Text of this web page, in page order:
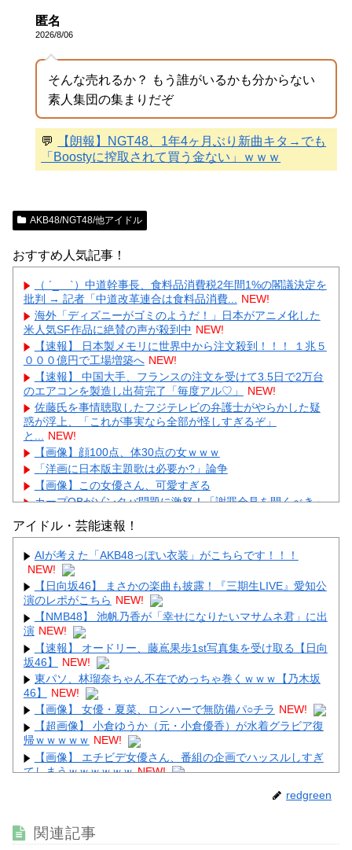
匿名
2026/8/06
そんな売れるか？ もう誰がいるかも分からない
素人集団の集まりだぞ
💬
【朗報】NGT48、1年4ヶ月ぶり新曲キタ→でも
「Boostyに搾取されて買う金ない」ｗｗｗ
AKB48/NGT48/他アイドル
おすすめ人気記事！
（ ´_ゝ`）中道幹事長、食料品消費税2年間1%の閣議決定を
批判 → 記者「中道改革連合は食料品消費...
NEW!
海外「ディズニーがゴミのようだ！」日本がアニメ化した
米人気SF作品に絶賛の声が殺到中 NEW!
【速報】 日本製メモリに世界中から注文殺到！！！ １兆５
０００億円で工場増築へ NEW!
【速報】 中国大手、フランスの注文を受けて3.5日で2万台
のエアコンを製造し出荷完了「毎度アル♡」
NEW!
佐藤氏を事情聴取したフジテレビの弁護士がやらかした疑
惑が浮上、「これが事実なら全部が怪しすぎるぞ」
と...
NEW!
【画像】顔100点、体30点の女ｗｗｗ
「洋画に日本版主題歌は必要か?」論争
【画像】この女優さん、可愛すぎる
カープOBがゾンタバ問題に激怒！「謝罪会見を開くべき」
【画像】顔100点、体30点の女ｗｗｗ
Powered by livedoor 相互RSS
アイドル・芸能速報！
AIが考えた「AKB48っぽい衣装」がこちらです！！！
NEW!
【日向坂46】 まさかの楽曲も披露！『三期生LIVE』愛知公
演のレポがこちら NEW!
【NMB48】 池帆乃香が「幸せになりたいマサムネ君」に出
演 NEW!
【速報】 オードリー、藤嶌果歩1st写真集を受け取る【日向
坂46】
NEW!
東パソ、林瑠奈ちゃん不在でめっちゃ巻くｗｗｗ【乃木坂
46】
NEW!
【画像】 女優・夏菜、ロンハーで無防備パ○チラ NEW!
【超画像】 小倉ゆうか（元・小倉優香）が水着グラビア復
帰ｗｗｗｗｗ NEW!
【画像】 エチビデ女優さん、番組の企画でハッスルしすぎ
てしまうｗｗｗｗｗｗ NEW!
redgreen
関連記事